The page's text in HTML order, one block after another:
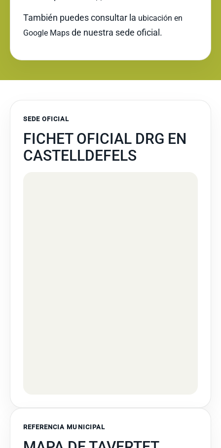
También puedes consultar la ubicación en
Google Maps de nuestra sede oficial.
SEDE OFICIAL
FICHET OFICIAL DRG EN
CASTELLDEFELS
REFERENCIA MUNICIPAL